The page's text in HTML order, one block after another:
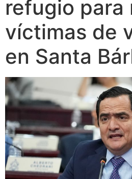
refugio para
víctimas de
en Santa